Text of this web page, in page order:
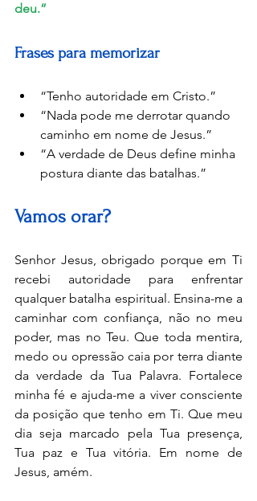
deu.”
Frases para memorizar
“Tenho autoridade em Cristo.”
“Nada pode me derrotar quando
caminho em nome de Jesus.”
“A verdade de Deus define minha
postura diante das batalhas.”
Vamos orar?
Senhor Jesus, obrigado porque em Ti
recebi autoridade para enfrentar
qualquer batalha espiritual. Ensina-me a
caminhar com confiança, não no meu
poder, mas no Teu. Que toda mentira,
medo ou opressão caia por terra diante
da verdade da Tua Palavra. Fortalece
minha fé e ajuda-me a viver consciente
da posição que tenho em Ti. Que meu
dia seja marcado pela Tua presença,
Tua paz e Tua vitória. Em nome de
Jesus, amém.